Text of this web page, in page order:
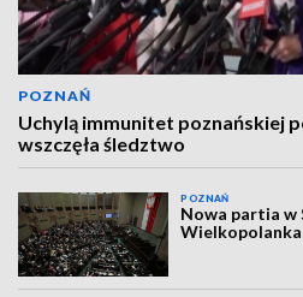
POZNAŃ
Uchylą immunitet poznańskiej
wszczęła śledztwo
POZNAŃ
Nowa partia w
Wielkopolanka